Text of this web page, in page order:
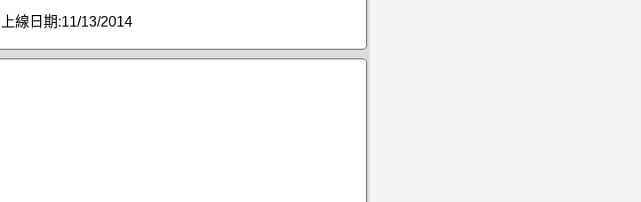
上線日期:11/13/2014